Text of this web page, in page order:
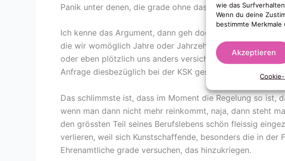
wie das
Wenn du deine
bestimmte
Akzeptieren
Panik unter denen, die grade ohne dastehen, nicht so
Ich kenne das Argument, dann geh doch in Harz 4….welll,
die wir womöglich Jahre oder Jahrzehnte lang eingezahlt
oder eben plötzlich uns anders versichern müssten
Anfrage diesbezüglich bei der KSK gestellt).
Das schlimmste ist, dass im Moment die Regelung so ist,
wenn man dann nicht mehr reinkommt, naja, dann steht
den grössten Teil seines Berufslebens schön fleissig
verlieren, weil sich Kunstschaffende, besonders die in der
Ehrenamtliche grade versuchen, das hinzukriegen.